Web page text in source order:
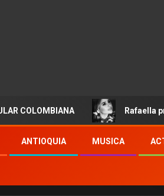
Rafaella presenta
ANTIOQUIA MUSICA